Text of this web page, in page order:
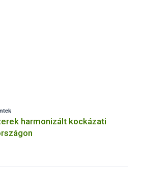
harmonizált kockázati